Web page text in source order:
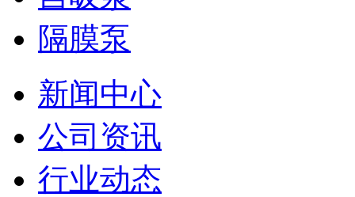
隔膜泵
新闻中心
公司资讯
行业动态